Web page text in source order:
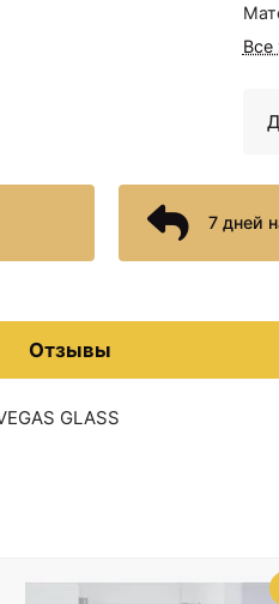
Все
7 дней
Отзывы
GLASS